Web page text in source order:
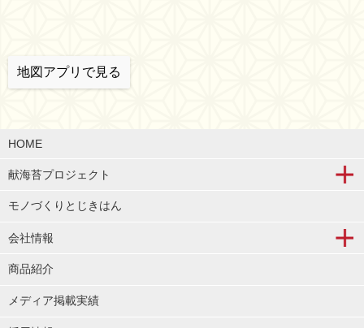
地図アプリで見る
HOME
献海苔プロジェクト
モノづくりとじきはん
会社情報
商品紹介
メディア掲載実績